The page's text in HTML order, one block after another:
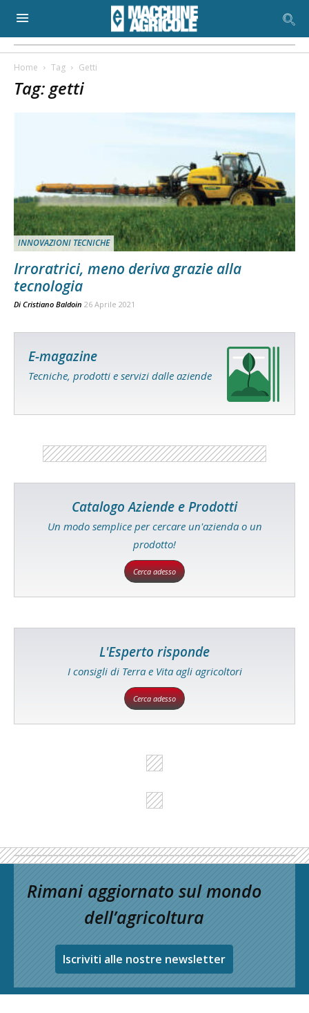
Home Tag Getti
Tag: getti
INNOVAZIONI TECNICHE
Irroratrici, meno deriva grazie alla
tecnologia
Di Cristiano Baldoin 26 Aprile 2021
E-magazine
Tecniche, prodotti e servizi dalle aziende
Catalogo Aziende e Prodotti
Un modo semplice per cercare un'azienda o un
prodotto!
Cerca adesso
L'Esperto risponde
I consigli di Terra e Vita agli agricoltori
Cerca adesso
Rimani aggiornato sul mondo
dell’agricoltura
Iscriviti alle nostre newsletter